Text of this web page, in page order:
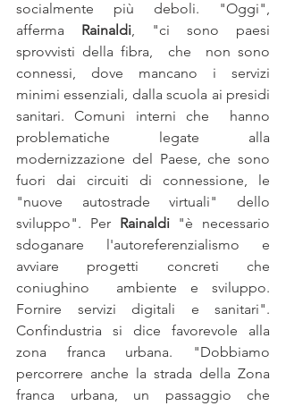
socialmente più deboli. "Oggi",
afferma Rainaldi , "ci sono paesi
sprovvisti della fibra,  che  non sono
connessi, dove mancano i servizi
minimi essenziali, dalla scuola ai presidi
sanitari. Comuni interni che  hanno
problematiche legate alla
modernizzazione del Paese, che sono
fuori dai circuiti di connessione, le
"nuove autostrade virtuali" dello
sviluppo". Per Rainaldi "è necessario
sdoganare l'autoreferenzialismo e
avviare progetti concreti che
coniughino  ambiente e sviluppo.
Fornire servizi digitali e sanitari".
Confindustria si dice favorevole alla
zona franca urbana. "Dobbiamo
percorrere anche la strada della Zona
franca urbana, un passaggio che